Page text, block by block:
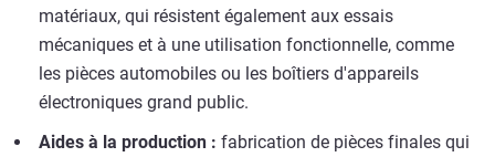
matériaux, qui résistent également aux essais
mécaniques et à une utilisation fonctionnelle, comme
les pièces automobiles ou les boîtiers d'appareils
électroniques grand public.
Aides à la production : fabrication de pièces finales qui